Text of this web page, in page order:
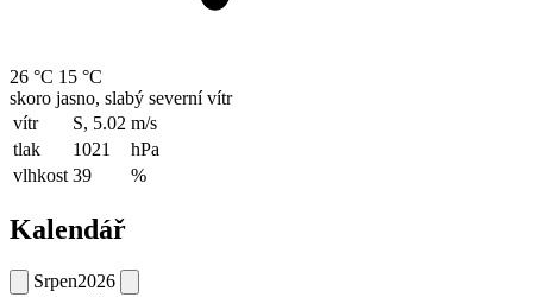
26 °C 15 °C
skoro jasno, slabý severní vítr
vítr
S, 5.02 m/s
tlak
1021
hPa
vlhkost 39 %
Kalendář
Srpen2026